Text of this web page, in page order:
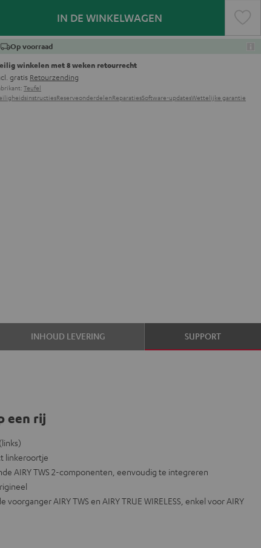
IN DE WINKELWAGEN
Op voorraad
winkelen met 8 weken retourrecht
gratis Retourzending
Teufel
ReserveonderdelenReparatiesSoftware-updatesWettelijke garantie
INHOUD LEVERING SUPPORT
een rij
linkeroortje
AIRY TWS 2-componenten, eenvoudig te integreren
AIRY TWS en AIRY TRUE WIRELESS, enkel voor AIRY